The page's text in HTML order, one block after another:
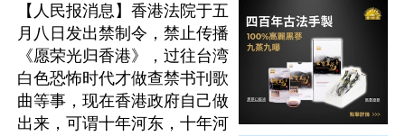
【人民报消息】香港法院于五
月八日发出禁制令，禁止传播
《愿荣光归香港》，过往台湾
白色恐怖时代才做查禁书刊歌
曲等事，现在香港政府自己做
出来，可谓十年河东，十年河